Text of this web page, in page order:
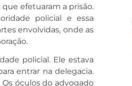
efetuaram a prisão.
policial e essa
envolvidas, onde as
policial. Ele estava
entrar na delegacia.
óculos do advogado